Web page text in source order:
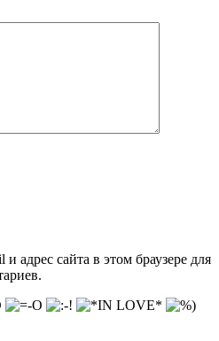
адрес сайта в этом браузере для